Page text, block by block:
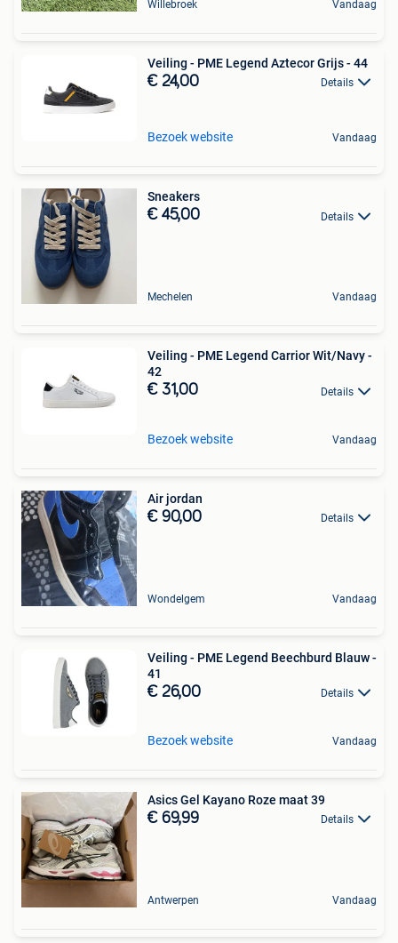
Willebroek Vandaag
Veiling - PME Legend Aztecor Grijs - 44
€ 24,00 Details
Bezoek website Vandaag
Sneakers
€ 45,00 Details
Mechelen Vandaag
Veiling - PME Legend Carrior Wit/Navy -
42
€ 31,00 Details
Bezoek website Vandaag
Air jordan
€ 90,00 Details
Wondelgem Vandaag
Veiling - PME Legend Beechburd Blauw -
41
€ 26,00 Details
Bezoek website Vandaag
Asics Gel Kayano Roze maat 39
€ 69,99 Details
Antwerpen Vandaag